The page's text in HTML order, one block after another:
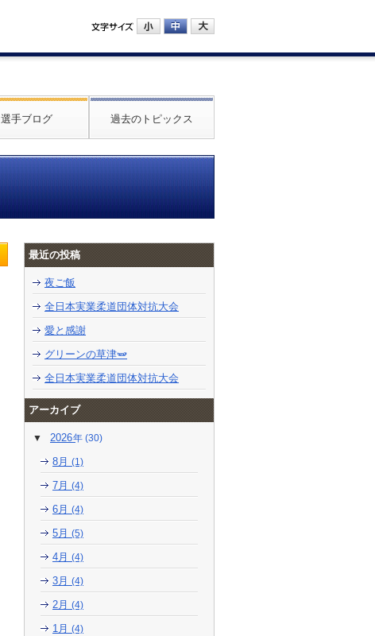
選手ブログ 過去のトピックス
最近の投稿
夜ご飯
全日本実業柔道団体対抗大会
愛と感謝
グリーンの草津🫛
全日本実業柔道団体対抗大会
アーカイブ
2026 (30)
8月(1)
7月(4)
6月(4)
5月(5)
4月(4)
3月(4)
2月(4)
1月(4)